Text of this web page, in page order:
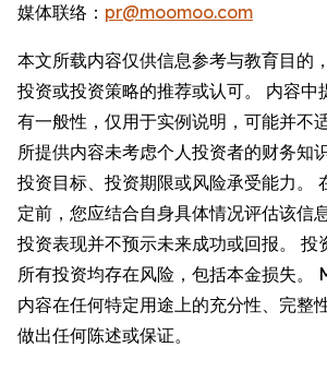
媒体联络： pr@moomoo.com
本文所载内容仅供信息参考与教育目的
投资或投资策略的推荐或认可。 内容中
有一般性，仅用于实例说明，可能并不
所提供内容未考虑个人投资者的财务知
投资目标、投资期限或风险承受能力。
定前，您应结合自身具体情况评估该信
投资表现并不预示未来成功或回报。 投
所有投资均存在风险，包括本金损失。
内容在任何特定用途上的充分性、完整
做出任何陈述或保证。